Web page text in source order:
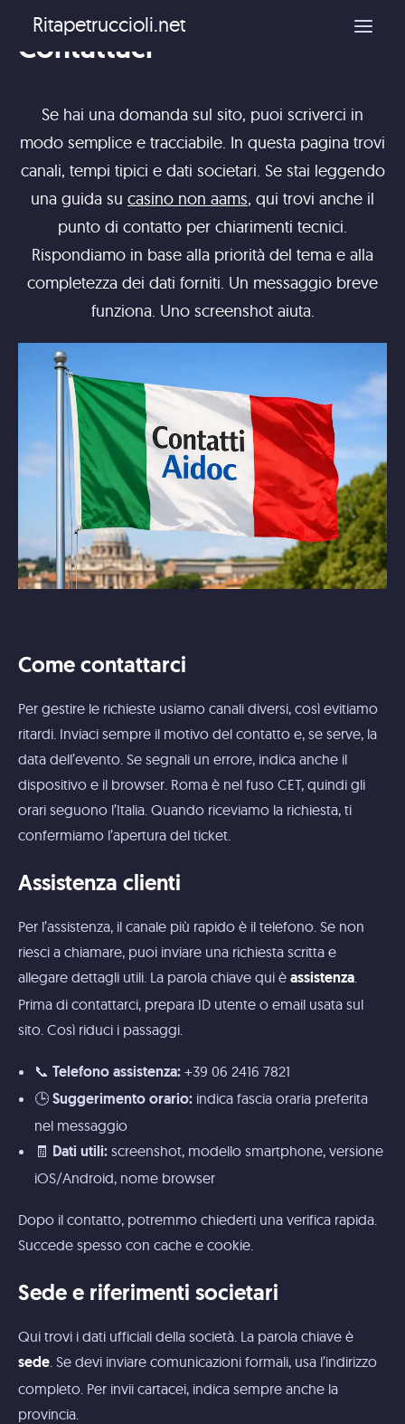
Ritapetruccioli.net
Contattaci
Se hai una domanda sul sito, puoi scriverci in
modo semplice e tracciabile. In questa pagina trovi
canali, tempi tipici e dati societari. Se stai leggendo
una guida su casino non aams, qui trovi anche il
punto di contatto per chiarimenti tecnici.
Rispondiamo in base alla priorità del tema e alla
completezza dei dati forniti. Un messaggio breve
funziona. Uno screenshot aiuta.
Come contattarci
Per gestire le richieste usiamo canali diversi, così evitiamo
ritardi. Inviaci sempre il motivo del contatto e, se serve, la
data dell’evento. Se segnali un errore, indica anche il
dispositivo e il browser. Roma è nel fuso CET, quindi gli
orari seguono l’Italia. Quando riceviamo la richiesta, ti
confermiamo l’apertura del ticket.
Assistenza clienti
Per l’assistenza, il canale più rapido è il telefono. Se non
riesci a chiamare, puoi inviare una richiesta scritta e
allegare dettagli utili. La parola chiave qui è assistenza.
Prima di contattarci, prepara ID utente o email usata sul
sito. Così riduci i passaggi.
📞 Telefono assistenza: +39 06 2416 7821
🕒 Suggerimento orario: indica fascia oraria preferita
nel messaggio
🧾
Dati utili: screenshot, modello smartphone, versione
iOS/Android, nome browser
Dopo il contatto, potremmo chiederti una verifica rapida.
Succede spesso con cache e cookie.
Sede e riferimenti societari
Qui trovi i dati ufficiali della società. La parola chiave è
sede. Se devi inviare comunicazioni formali, usa l’indirizzo
completo. Per invii cartacei, indica sempre anche la
provincia.